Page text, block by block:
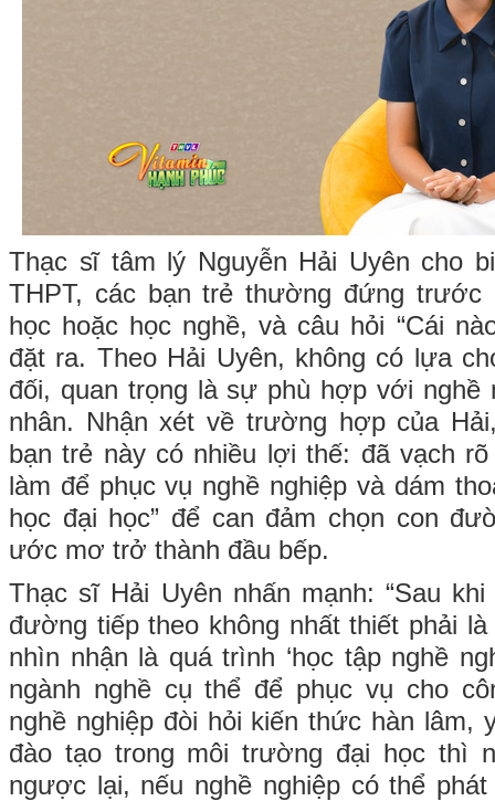
Thạc sĩ tâm lý Nguyễn Hải Uyên cho
THPT, các bạn trẻ thường đứng trước
học hoặc học nghề, và câu hỏi “Cái
đặt ra. Theo Hải Uyên, không có lựa
đối, quan trọng là sự phù hợp với nghề
nhân. Nhận xét về trường hợp của
bạn trẻ này có nhiều lợi thế: đã vạch
làm để phục vụ nghề nghiệp và dám
học đại học” để can đảm chọn con
ước mơ trở thành đầu bếp.
Thạc sĩ Hải Uyên nhấn mạnh: “Sau
đường tiếp theo không nhất thiết phải
nhìn nhận là quá trình ‘học tập nghề
ngành nghề cụ thể để phục vụ cho
nghề nghiệp đòi hỏi kiến thức hàn lâm,
đào tạo trong môi trường đại học thì
ngược lại, nếu nghề nghiệp có thể